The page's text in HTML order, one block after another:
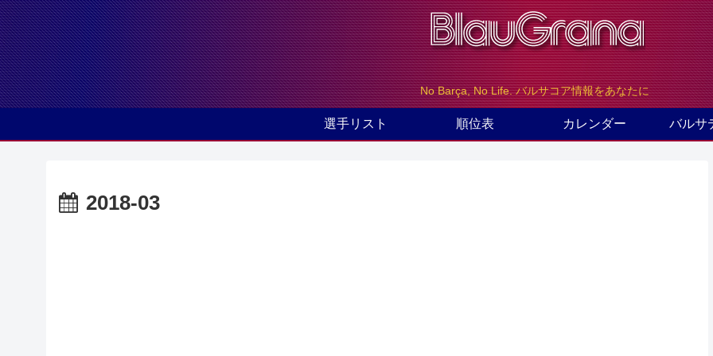
No Barça, No Life. バルサコア情報をあなたに
選手リスト 順位表 カレンダー バルサ
2018-03